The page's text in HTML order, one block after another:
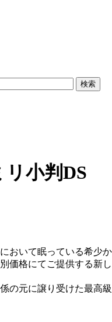
リ小判DS
おいて眠っている希少か
価格にてご提供する新し
の元に譲り受けた最高級